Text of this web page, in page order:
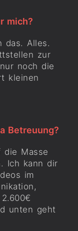
mich?
das. Alles.
zur
noch die
kleinen
Betreuung?
die Masse
Ich kann dir
im
unten geht